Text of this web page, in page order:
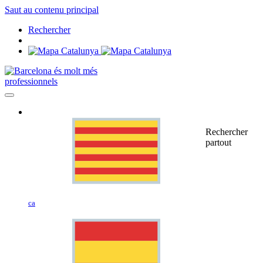
Saut au contenu principal
Rechercher
professionnels
ca
Rechercher
partout